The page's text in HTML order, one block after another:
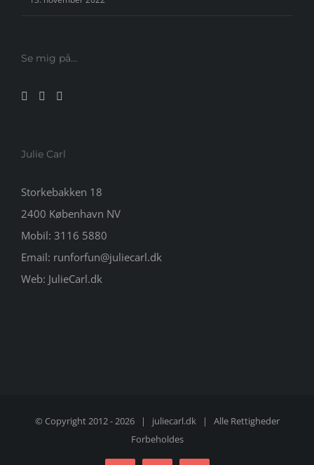
Se mig på…
Julie Carl
Storkebakken 18
2400 København NV
Mobil: 3116 5880
Email: runforfun@juliecarl.dk
Web: JulieCarl.dk
© Copyright 2012 -2026 | juliecarl.dk| Alle Rettigheder
Forbeholdes